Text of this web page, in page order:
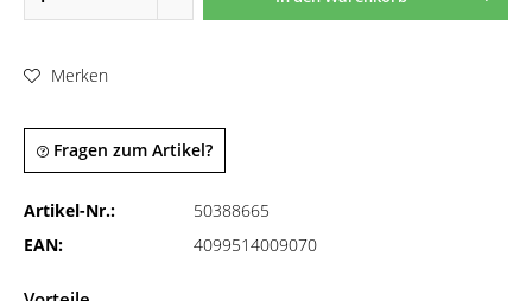
Merken
Fragen zum Artikel?
Artikel-Nr.:
50388665
EAN:
4099514009070